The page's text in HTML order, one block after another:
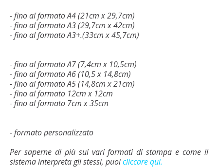
- fino al formato A4 (21cm x 29,7cm)
- fino al formato A3 (29,7cm x 42cm)
- fino al formato A3+.(33cm x 45,7cm)
- fino al formato A7 (7,4cm x 10,5cm)
- fino al formato A6 (10,5 x 14,8cm)
- fino al formato A5 (14,8cm x 21cm)
- fino al formato 12cm x 12cm
- fino al formato 7cm x 35cm
- formato personalizzato
Per saperne di più sui vari formati di stampa e come il
sistema interpreta gli stessi, puoicliccare qui.